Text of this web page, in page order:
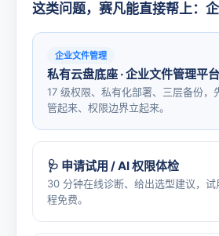
这类问题，赛凡能直接帮上：
企业文件管理
私有云盘底座 · 企业文件管理平台
17 级权限、私有化部署、三层备份，
管起来、权限边界立起来。
🩺 申请试用 / AI 权限体检
30 分钟在线诊断、给出选型建议，
程免费。